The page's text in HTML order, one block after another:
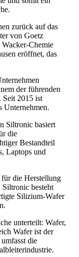
zurück auf das
von Goetz
Wacker-Chemie
eröffnet, das
der führenden
2015 ist
Unternehmen.
Siltronic basiert
die
Bestandteil
Laptops und
die Herstellung
besteht
Silizium-Wafer
unterteilt: Wafer,
Wafer ist der
die